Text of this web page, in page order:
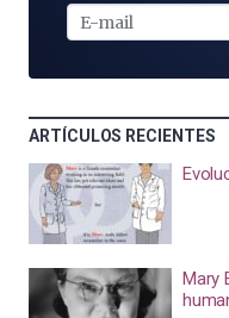
MAIL
ARTÍCULOS RECIENTES
Mary